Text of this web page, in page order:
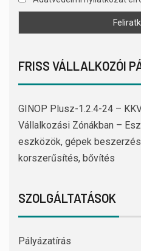
FRISS VÁLLALKOZÓI
GINOP Plusz-1.2.4-24 –
Vállalkozási Zónákban –
eszközök, gépek
korszerűsítés, bővítés
SZOLGÁLTATÁSOK
Pályázatírás